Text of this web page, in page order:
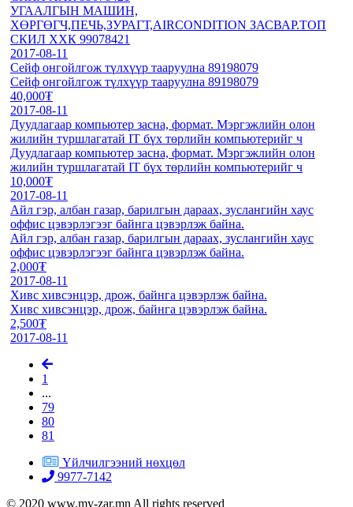
УГААЛГЫН МАШИН,
ХӨРГӨГЧ,ПЕЧЬ,ЗУРАГТ,AIRCONDITION ЗАСВАР.ТОП
СКИЛ ХХК 99078421
2017-08-11
Сейф онгойлгож түлхүүр тааруулна 89198079
Сейф онгойлгож түлхүүр тааруулна 89198079
40,000₮
2017-08-11
Дуудлагаар компьютер засна, формат. Мэргэжлийн олон
жилийн туршлагатай IT бүх төрлийн компьютерийг ч
Дуудлагаар компьютер засна, формат. Мэргэжлийн олон
жилийн туршлагатай IT бүх төрлийн компьютерийг ч
10,000₮
2017-08-11
Айл гэр, албан газар, барилгын дараах, зуслангийн хаус
оффис цэвэрлэгээг байнга цэвэрлэж байна.
Айл гэр, албан газар, барилгын дараах, зуслангийн хаус
оффис цэвэрлэгээг байнга цэвэрлэж байна.
2,000₮
2017-08-11
Хивс хивсэнцэр, дрож, байнга цэвэрлэж байна.
Хивс хивсэнцэр, дрож, байнга цэвэрлэж байна.
2,500₮
2017-08-11
1
...
79
80
81
Үйлчилгээний нөхцөл
9977-7142
© 2020 www.my-zar.mn All rights reserved